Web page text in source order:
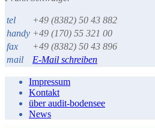
tel
+49 (8382) 50 43 882
handy +49 (170) 55 321 00
fax
+49 (8382) 50 43 896
mail
E-Mail schreiben
Impressum
Kontakt
über audit-bodensee
News